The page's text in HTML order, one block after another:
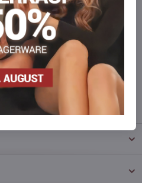
bestellen, als wir
wir füllen die Ware für Sie